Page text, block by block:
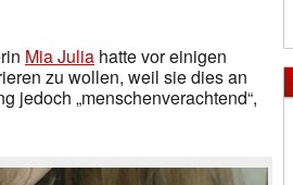
Mia Julia hatte vor einigen
zu wollen, weil sie dies an
jedoch „menschenverachtend“,